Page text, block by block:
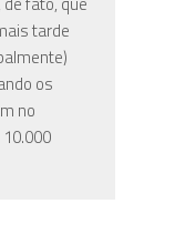
tarde
os
no